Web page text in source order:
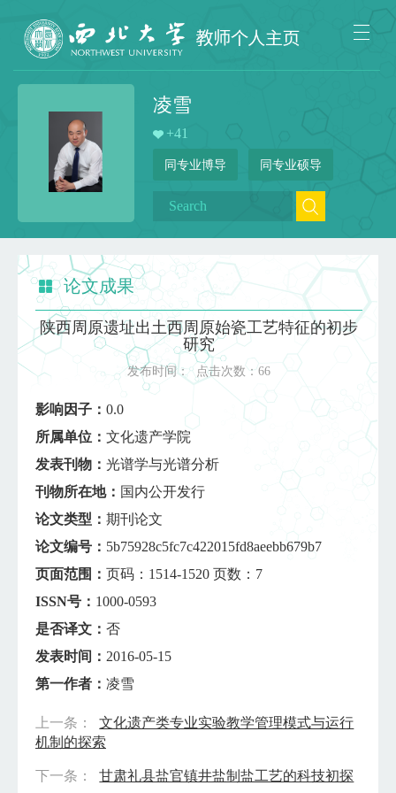
凌雪
+41
同专业博导 同专业硕导
论文成果
陕西周原遗址出土西周原始瓷工艺特征的初步
研究
发布时间： 点击次数：66
影响因子： 0.0
所属单位： 文化遗产学院
发表刊物： 光谱学与光谱分析
刊物所在地： 国内公开发行
论文类型： 期刊论文
论文编号： 5b75928c5fc7c422015fd8aeebb679b7
页面范围： 页码：1514-1520 页数：7
ISSN号： 1000-0593
是否译文： 否
发表时间： 2016-05-15
第一作者： 凌雪
上一条：
文化遗产类专业实验教学管理模式与运行
机制的探索
下一条： 甘肃礼县盐官镇井盐制盐工艺的科技初探